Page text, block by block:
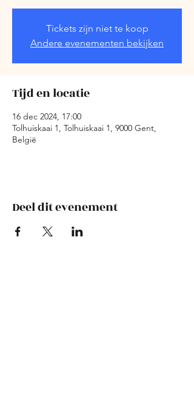
Tickets zijn niet te koop
Andere evenementen bekijken
Tijd en locatie
16 dec 2024, 17:00
Tolhuiskaai 1, Tolhuiskaai 1, 9000 Gent,
België
Deel dit evenement